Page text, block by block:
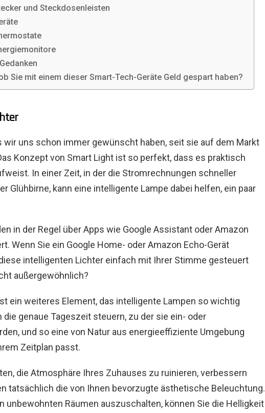
und Steckdosenleisten
Sie mit einem dieser Smart-Tech-Geräte Geld gespart haben?
wir uns schon immer gewünscht haben, seit sie auf dem Markt
Konzept von Smart Light ist so perfekt, dass es praktisch
In einer Zeit, in der die Stromrechnungen schneller
Glühbirne, kann eine intelligente Lampe dabei helfen, ein paar
in der Regel über Apps wie Google Assistant oder Amazon
Wenn Sie ein Google Home- oder Amazon Echo-Gerät
intelligenten Lichter einfach mit Ihrer Stimme gesteuert
außergewöhnlich?
ein weiteres Element, das intelligente Lampen so wichtig
die genaue Tageszeit steuern, zu der sie ein- oder
und so eine von Natur aus energieeffiziente Umgebung
Zeitplan passt.
die Atmosphäre Ihres Zuhauses zu ruinieren, verbessern
tatsächlich die von Ihnen bevorzugte ästhetische Beleuchtung.
unbewohnten Räumen auszuschalten, können Sie die Helligkeit